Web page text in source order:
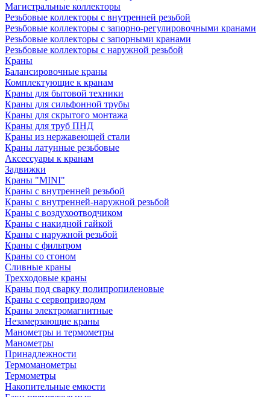
Магистральные коллекторы
Резьбовые коллекторы с внутренней резьбой
Резьбовые коллекторы с запорно-регулировочными кранами
Резьбовые коллекторы с запорными кранами
Резьбовые коллекторы с наружной резьбой
Краны
Балансировочные краны
Комплектующие к кранам
Краны для бытовой техники
Краны для сильфонной трубы
Краны для скрытого монтажа
Краны для труб ПНД
Краны из нержавеющей стали
Краны латунные резьбовые
Аксессуары к кранам
Задвижки
Краны "MINI"
Краны с внутренней резьбой
Краны с внутренней-наружной резьбой
Краны с воздухоотводчиком
Краны с накидной гайкой
Краны с наружной резьбой
Краны с фильтром
Краны со сгоном
Сливные краны
Трехходовые краны
Краны под сварку полипропиленовые
Краны с сервоприводом
Краны электромагнитные
Незамерзающие краны
Манометры и термометры
Манометры
Принадлежности
Термоманометры
Термометры
Накопительные емкости